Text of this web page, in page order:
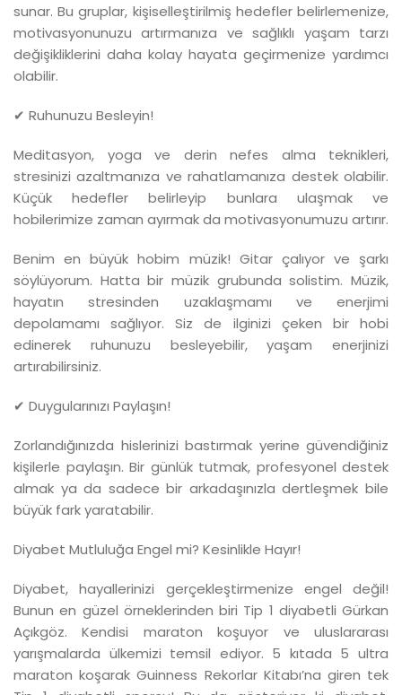
sunar. Bu gruplar, kişiselleştirilmiş hedefler belirlemenize,
motivasyonunuzu artırmanıza ve sağlıklı yaşam tarzı
değişikliklerini daha kolay hayata geçirmenize yardımcı
olabilir.
✔ Ruhunuzu Besleyin!
Meditasyon, yoga ve derin nefes alma teknikleri,
stresinizi azaltmanıza ve rahatlamanıza destek olabilir.
Küçük hedefler belirleyip bunlara ulaşmak ve
hobilerimize zaman ayırmak da motivasyonumuzu artırır.
Benim en büyük hobim müzik! Gitar çalıyor ve şarkı
söylüyorum. Hatta bir müzik grubunda solistim. Müzik,
hayatın stresinden uzaklaşmamı ve enerjimi
depolamamı sağlıyor. Siz de ilginizi çeken bir hobi
edinerek ruhunuzu besleyebilir, yaşam enerjinizi
artırabilirsiniz.
✔ Duygularınızı Paylaşın!
Zorlandığınızda hislerinizi bastırmak yerine güvendiğiniz
kişilerle paylaşın. Bir günlük tutmak, profesyonel destek
almak ya da sadece bir arkadaşınızla dertleşmek bile
büyük fark yaratabilir.
Diyabet Mutluluğa Engel mi? Kesinlikle Hayır!
Diyabet, hayallerinizi gerçekleştirmenize engel değil!
Bunun en güzel örneklerinden biri Tip 1 diyabetli Gürkan
Açıkgöz. Kendisi maraton koşuyor ve uluslararası
yarışmalarda ülkemizi temsil ediyor. 5 kıtada 5 ultra
maraton koşarak Guinness Rekorlar Kitabı’na giren tek